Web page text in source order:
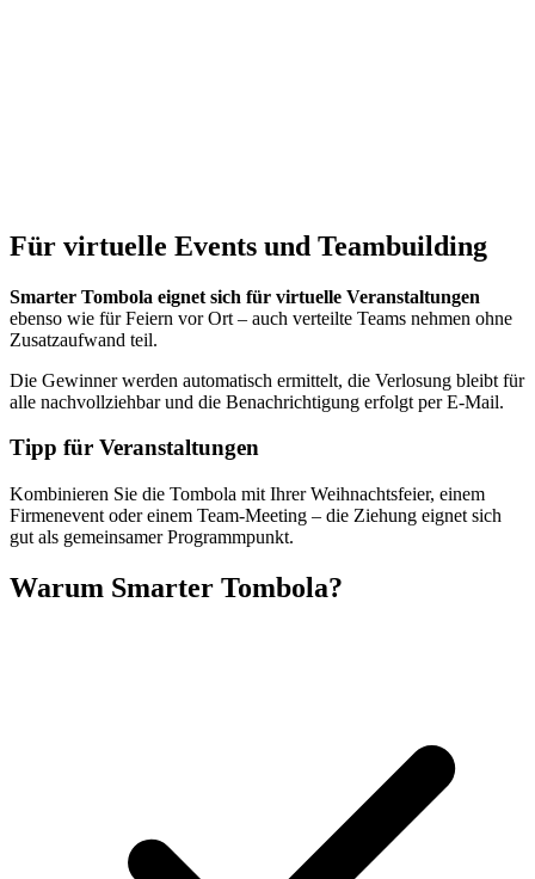
Für virtuelle Events und Teambuilding
Smarter Tombola eignet sich für virtuelle Veranstaltungen
ebenso wie für Feiern vor Ort – auch verteilte Teams nehmen ohne
Zusatzaufwand teil.
Die Gewinner werden automatisch ermittelt, die Verlosung bleibt für
alle nachvollziehbar und die Benachrichtigung erfolgt per E-Mail.
Tipp für Veranstaltungen
Kombinieren Sie die Tombola mit Ihrer Weihnachtsfeier, einem
Firmenevent oder einem Team-Meeting – die Ziehung eignet sich
gut als gemeinsamer Programmpunkt.
Warum Smarter Tombola?